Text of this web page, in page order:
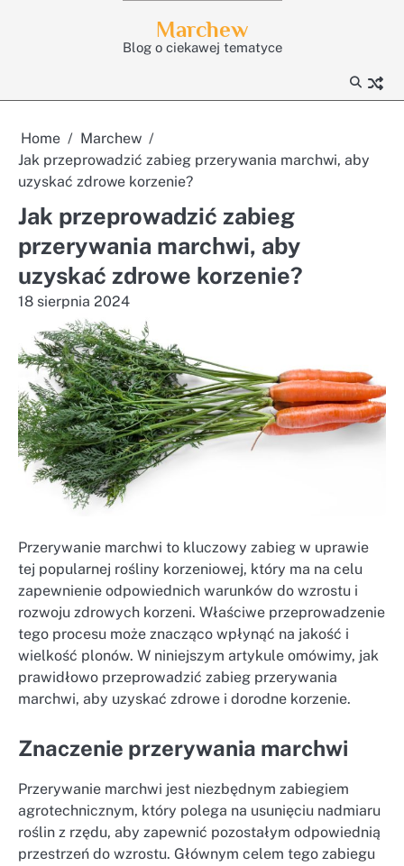
Marchew
Blog o ciekawej tematyce
Home
Marchew
Jak przeprowadzić zabieg przerywania marchwi, aby
uzyskać zdrowe korzenie?
Jak przeprowadzić zabieg
przerywania marchwi, aby
uzyskać zdrowe korzenie?
18 sierpnia 2024
Przerywanie marchwi to kluczowy zabieg w uprawie
tej popularnej rośliny korzeniowej, który ma na celu
zapewnienie odpowiednich warunków do wzrostu i
rozwoju zdrowych korzeni. Właściwe przeprowadzenie
tego procesu może znacząco wpłynąć na jakość i
wielkość plonów. W niniejszym artykule omówimy, jak
prawidłowo przeprowadzić zabieg przerywania
marchwi, aby uzyskać zdrowe i dorodne korzenie.
Znaczenie przerywania marchwi
Przerywanie marchwi jest niezbędnym zabiegiem
agrotechnicznym, który polega na usunięciu nadmiaru
roślin z rzędu, aby zapewnić pozostałym odpowiednią
przestrzeń do wzrostu. Głównym celem tego zabiegu